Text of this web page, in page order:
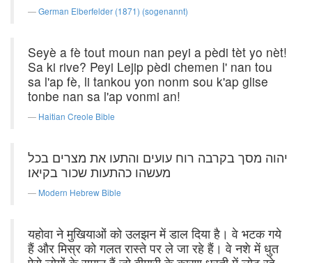
German Elberfelder (1871) (sogenannt)
Seyè a fè tout moun nan peyi a pèdi tèt yo nèt!
Sa ki rive? Peyi Lejip pèdi chemen l' nan tou
sa l'ap fè, li tankou yon nonm sou k'ap glise
tonbe nan sa l'ap vonmi an!
Haitian Creole Bible
יהוה מסך בקרבה רוח עועים והתעו את מצרים בכל
מעשהו כהתעות שכור בקיאו׃
Modern Hebrew Bible
यहोवा ने मुखियाओं को उलझन में डाल दिया है। वे भटक गये
हैं और मिस्र को गलत रास्ते पर ले जा रहे हैं। वे नशे में धुत